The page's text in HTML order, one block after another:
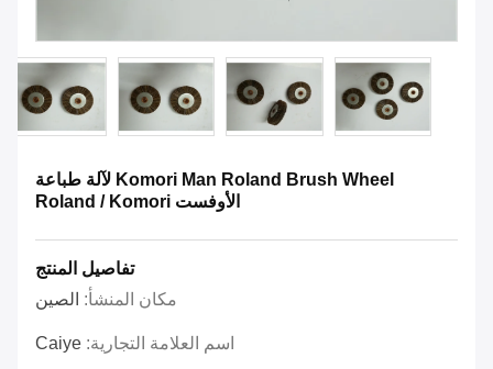
Komori Man Roland Brush Wheel لآلة طباعة
الأوفست Roland / Komori
تفاصيل المنتج
مكان المنشأ: الصين
اسم العلامة التجارية: Caiye